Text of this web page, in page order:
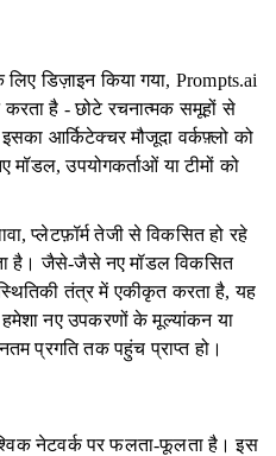
डिज़ाइन किया गया, Prompts.ai
करता है - छोटे रचनात्मक समूहों से
आर्किटेक्चर मौजूदा वर्कफ़्लो को
मॉडल, उपयोगकर्ताओं या टीमों को
प्लेटफ़ॉर्म तेजी से विकसित हो रहे
है। जैसे-जैसे नए मॉडल विकसित
तंत्र में एकीकृत करता है, यह
हमेशा नए उपकरणों के मूल्यांकन या
प्रगति तक पहुंच प्राप्त हो।
नेटवर्क पर फलता-फूलता है। इस